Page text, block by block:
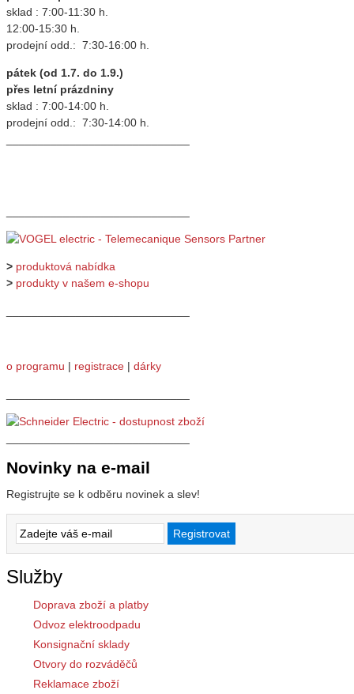
sklad : 7:00-11:30 h.
12:00-15:30 h.
prodejní odd.: 7:30-16:00 h.
pátek (od 1.7. do 1.9.)
přes letní prázdniny
sklad : 7:00-14:00 h.
prodejní odd.: 7:30-14:00 h.
> produktová nabídka
> produkty v našem e-shopu
o programu | registrace | dárky
Novinky na e-mail
Registrujte se k odběru novinek a slev!
Služby
Doprava zboží a platby
Odvoz elektroodpadu
Konsignační sklady
Otvory do rozváděčů
Reklamace zboží